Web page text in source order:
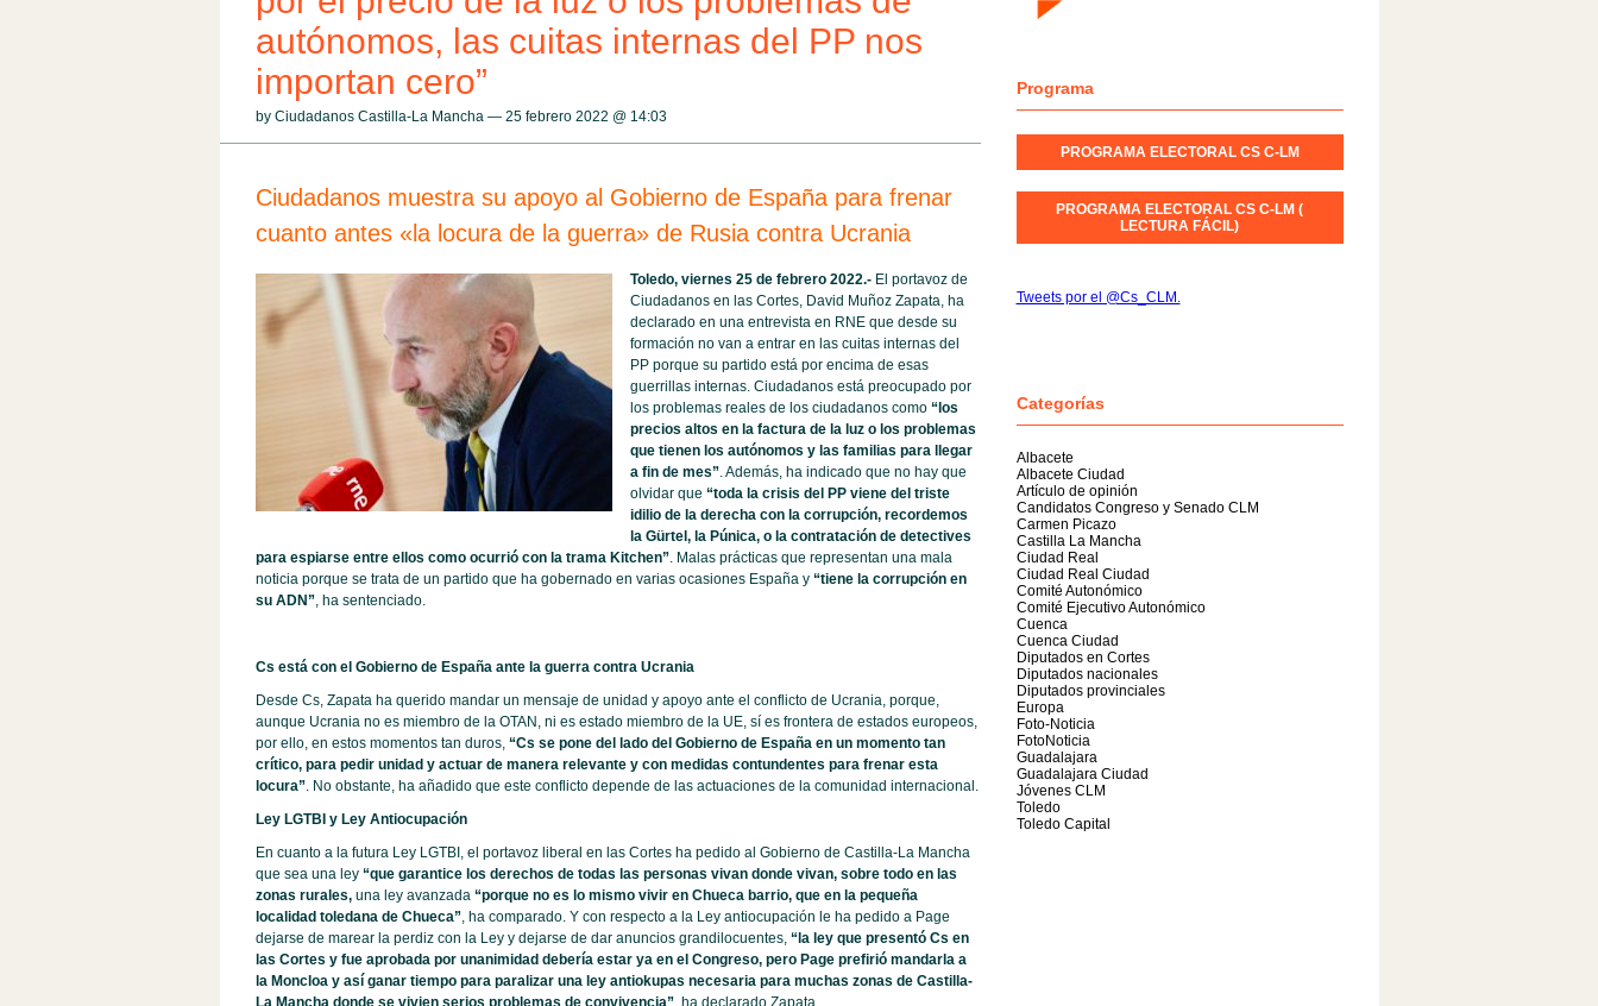
autónomos, las cuitas internas del PP nos
importan cero”
by Ciudadanos Castilla-La Mancha — 25 febrero 2022 @ 14:03
Ciudadanos muestra su apoyo al Gobierno de España para frenar
cuanto antes «la locura de la guerra» de Rusia contra Ucrania
Toledo, viernes 25 de febrero 2022.-El portavoz de
Ciudadanos en las Cortes, David Muñoz Zapata, ha
declarado en una entrevista en RNE que desde su
formación no van a entrar en las cuitas internas del
PP porque su partido está por encima de esas
guerrillas internas. Ciudadanos está preocupado por
los problemas reales de los ciudadanos como “los
precios altos en la factura de la luz o los problemas
que tienen los autónomos y las familias para llegar
a fin de mes”. Además, ha indicado que no hay que
olvidar que “toda la crisis del PP viene del triste
idilio de la derecha con la corrupción, recordemos
la Gürtel, la Púnica, o la contratación de detectives
para espiarse entre ellos como ocurrió con la trama Kitchen”. Malas prácticas que representan una mala
noticia porque se trata de un partido que ha gobernado en varias ocasiones España y “tiene la corrupción en
su ADN”, ha sentenciado.
Cs está con el Gobierno de España ante la guerra contra Ucrania
Desde Cs, Zapata ha querido mandar un mensaje de unidad y apoyo ante el conflicto de Ucrania, porque,
aunque Ucrania no es miembro de la OTAN, ni es estado miembro de la UE, sí es frontera de estados europeos,
por ello, en estos momentos tan duros, “Cs se pone del lado del Gobierno de España en un momento tan
crítico, para pedir unidad y actuar de manera relevante y con medidas contundentes para frenar esta
locura”. No obstante, ha añadido que este conflicto depende de las actuaciones de la comunidad internacional.
Ley LGTBI y Ley Antiocupación
En cuanto a la futura Ley LGTBI, el portavoz liberal en las Cortes ha pedido al Gobierno de Castilla-La Mancha
que sea una ley “que garantice los derechos de todas las personas vivan donde vivan, sobre todo en las
zonas rurales, una ley avanzada“porque no es lo mismo vivir en Chueca barrio, que en la pequeña
localidad toledana de Chueca”, ha comparado. Y con respecto a la Ley antiocupación le ha pedido a Page
dejarse de marear la perdiz con la Ley y dejarse de dar anuncios grandilocuentes, “la ley que presentó Cs en
las Cortes y fue aprobada por unanimidad debería estar ya en el Congreso, pero Page prefirió mandarla a
la Moncloa y así ganar tiempo para paralizar una ley antiokupas necesaria para muchas zonas de Castilla-
La Mancha donde se vivien serios problemas de convivencia”, ha declarado Zapata.
Programa
PROGRAMA ELECTORAL CS C-LM
PROGRAMA ELECTORAL CS C-LM (
LECTURA FÁCIL)
Tweets por el @Cs_CLM.
Categorías
Albacete
Albacete Ciudad
Artículo de opinión
Candidatos Congreso y Senado CLM
Carmen Picazo
Castilla La Mancha
Ciudad Real
Ciudad Real Ciudad
Comité Autonómico
Comité Ejecutivo Autonómico
Cuenca
Cuenca Ciudad
Diputados en Cortes
Diputados nacionales
Diputados provinciales
Europa
Foto-Noticia
FotoNoticia
Guadalajara
Guadalajara Ciudad
Jóvenes CLM
Toledo
Toledo Capital